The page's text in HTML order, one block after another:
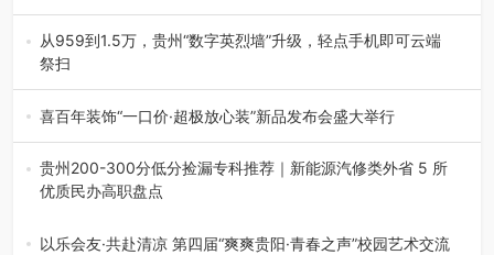
为扎实推进2026“千团万人推普强国行”大学生暑期社会实
践，牢牢紧扣 “雅韵传普…
从959到1.5万，贵州“数字英烈墙”升级，轻点手机即可云端
祭扫
八一建军节到来之际，由贵州省退役军人事务厅指导，贵阳
市退役军人事务局联合贵州广电…
喜百年装饰“一口价·超极放心装”新品发布会盛大举行
2026年7月31日，喜百年装饰“一口价·超极放心装”新品发布
会在贵阳隆重举行。…
贵州200-300分低分捡漏专科推荐｜新能源汽修类外省 5 所
优质民办高职盘点
的省内工科、新能源汽车…
以乐会友·共赴清凉 第四届“爽爽贵阳·青春之声”校园艺术交流